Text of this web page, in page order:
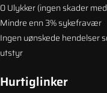
0 Ulykker (ingen skader
Mindre enn 3% sykefravær
Ingen uønskede hendelser
utstyr
Hurtiglinker